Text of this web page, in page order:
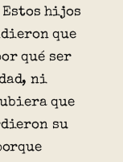
hijos
que
qué ser
ni
que
su